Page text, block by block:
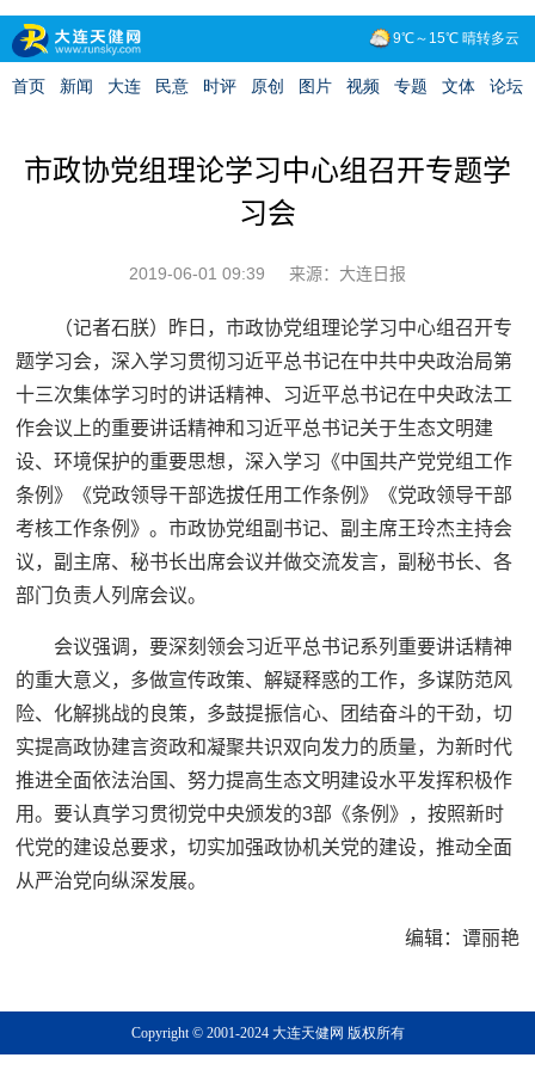
市政协党组理论学习中心组召开专题学
习会
2019-06-01 09:39 来源：大连日报
（记者石朕）昨日，市政协党组理论学习中心组召开专
题学习会，深入学习贯彻习近平总书记在中共中央政治局第
十三次集体学习时的讲话精神、习近平总书记在中央政法工
作会议上的重要讲话精神和习近平总书记关于生态文明建
设、环境保护的重要思想，深入学习《中国共产党党组工作
条例》《党政领导干部选拔任用工作条例》《党政领导干部
考核工作条例》。市政协党组副书记、副主席王玲杰主持会
议，副主席、秘书长出席会议并做交流发言，副秘书长、各
部门负责人列席会议。
会议强调，要深刻领会习近平总书记系列重要讲话精神
的重大意义，多做宣传政策、解疑释惑的工作，多谋防范风
险、化解挑战的良策，多鼓提振信心、团结奋斗的干劲，切
实提高政协建言资政和凝聚共识双向发力的质量，为新时代
推进全面依法治国、努力提高生态文明建设水平发挥积极作
用。要认真学习贯彻党中央颁发的3部《条例》，按照新时
代党的建设总要求，切实加强政协机关党的建设，推动全面
从严治党向纵深发展。
编辑：谭丽艳